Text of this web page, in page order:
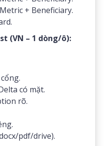
+ Beneficiary.
(VN – 1 dòng/ô):
có mặt.
rõ.
pdf/drive).